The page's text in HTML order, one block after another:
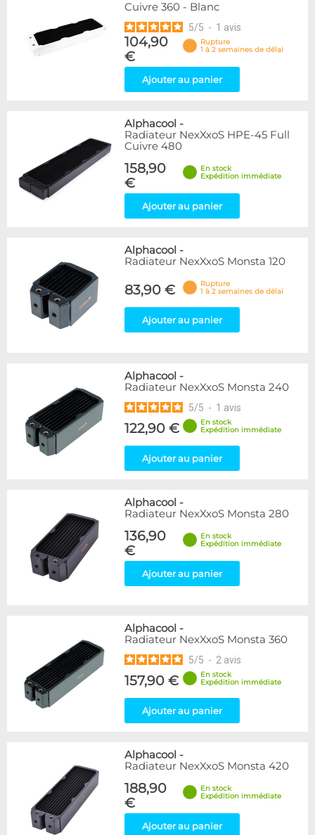
Cuivre 360 - Blanc
5/5 - 1 avis
104,90
€
Rupture
1 à 2 semaines de délai
Ajouter au panier
Alphacool -
Radiateur NexXxoS HPE-45 Full
Cuivre 480
158,90
€
En stock
Expédition immédiate
Ajouter au panier
Alphacool -
Radiateur NexXxoS Monsta 120
83,90 €
Rupture
1 à 2 semaines de délai
Ajouter au panier
Alphacool -
Radiateur NexXxoS Monsta 240
5/5 - 1 avis
122,90 €
En stock
Expédition immédiate
Ajouter au panier
Alphacool -
Radiateur NexXxoS Monsta 280
136,90
€
En stock
Expédition immédiate
Ajouter au panier
Alphacool -
Radiateur NexXxoS Monsta 360
5/5 - 2 avis
157,90 €
En stock
Expédition immédiate
Ajouter au panier
Alphacool -
Radiateur NexXxoS Monsta 420
188,90
€
En stock
Expédition immédiate
Ajouter au panier